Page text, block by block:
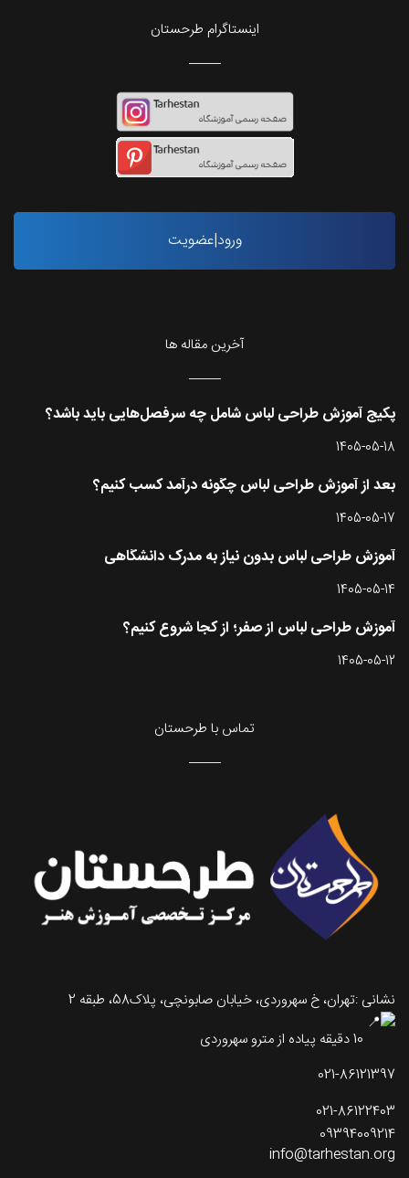
اینستاگرام طرحستان
ورود|عضویت
آخرین مقاله ها
پکیج آموزش طراحی لباس شامل چه سرفصل‌هایی باید باشد؟
1405-05-18
بعد از آموزش طراحی لباس چگونه درآمد کسب کنیم؟
1405-05-17
آموزش طراحی لباس بدون نیاز به مدرک دانشگاهی
1405-05-14
آموزش طراحی لباس از صفر؛ از کجا شروع کنیم؟
1405-05-12
تماس با طرحستان
نشانی :تهران، خ سهروردی، خیابان صابونچی، پلاک58، طبقه 2
021-86121397
021-86122403
09394009214
info@tarhestan.org